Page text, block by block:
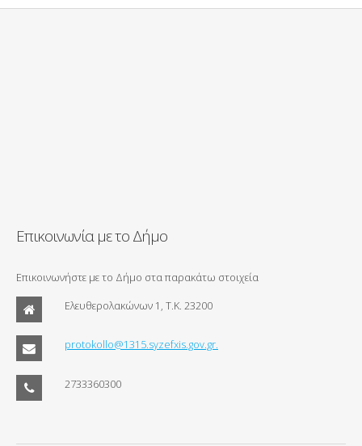
Επικοινωνία με το Δήμο
Επικοινωνήστε με το Δήμο στα παρακάτω στοιχεία
Ελευθερολακώνων 1, Τ.Κ. 23200
protokollo@1315.syzefxis.gov.gr.
2733360300